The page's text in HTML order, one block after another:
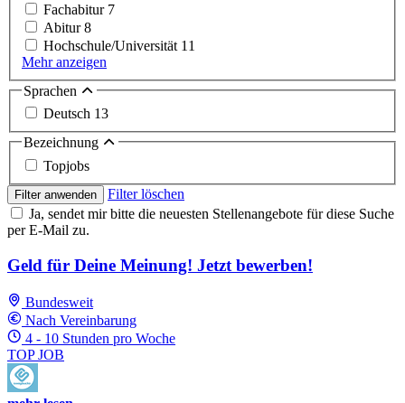
Fachabitur 7
Abitur8
Hochschule/Universität 11
Mehr anzeigen
Sprachen
Deutsch 13
Bezeichnung
Topjobs
Filter anwenden
Filter löschen
Ja, sendet mir bitte die neuesten Stellenangebote für diese Suche
per E-Mail zu.
Geld für Deine Meinung! Jetzt bewerben!
Bundesweit
Nach Vereinbarung
4 - 10 Stunden pro Woche
TOP JOB